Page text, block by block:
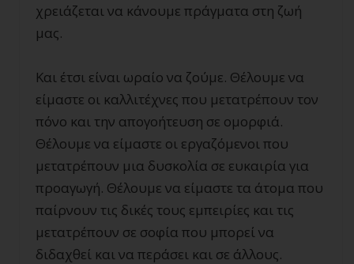
χρειάζεται να κάνουμε πράγματα στη ζωή
μας.
Και έτσι είναι ωραίο να ζούμε. Θέλουμε να
είμαστε οι καλλιτέχνες που μετατρέπουν τον
πόνο και την απογοήτευση σε ομορφιά.
Θέλουμε να είμαστε οι εργαζόμενοι που
μετατρέπουν μια δυσκολία σε ευκαιρία για
προαγωγή. Θέλουμε να είμαστε τα άτομα που
παίρνουν τις δικές τους εμπειρίες και τις
μετατρέπουν σε σοφία που μπορεί να
διδαχθεί και να περάσει και σε άλλους.